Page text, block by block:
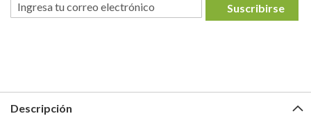
Suscribirse
Descripción